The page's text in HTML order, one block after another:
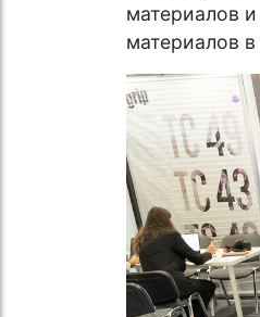
материалов
материалов